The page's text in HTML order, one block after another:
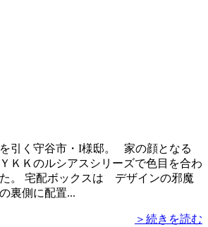
引く守谷市・I様邸。 家の顔となる
ＫＫのルシアスシリーズで色目を合わ
。 宅配ボックスは デザインの邪魔
裏側に配置...
＞続きを読む